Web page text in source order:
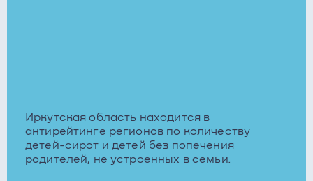
Иркутская область находится в
антирейтинге регионов по количеству
детей-сирот и детей без попечения
родителей, не устроенных в семьи.